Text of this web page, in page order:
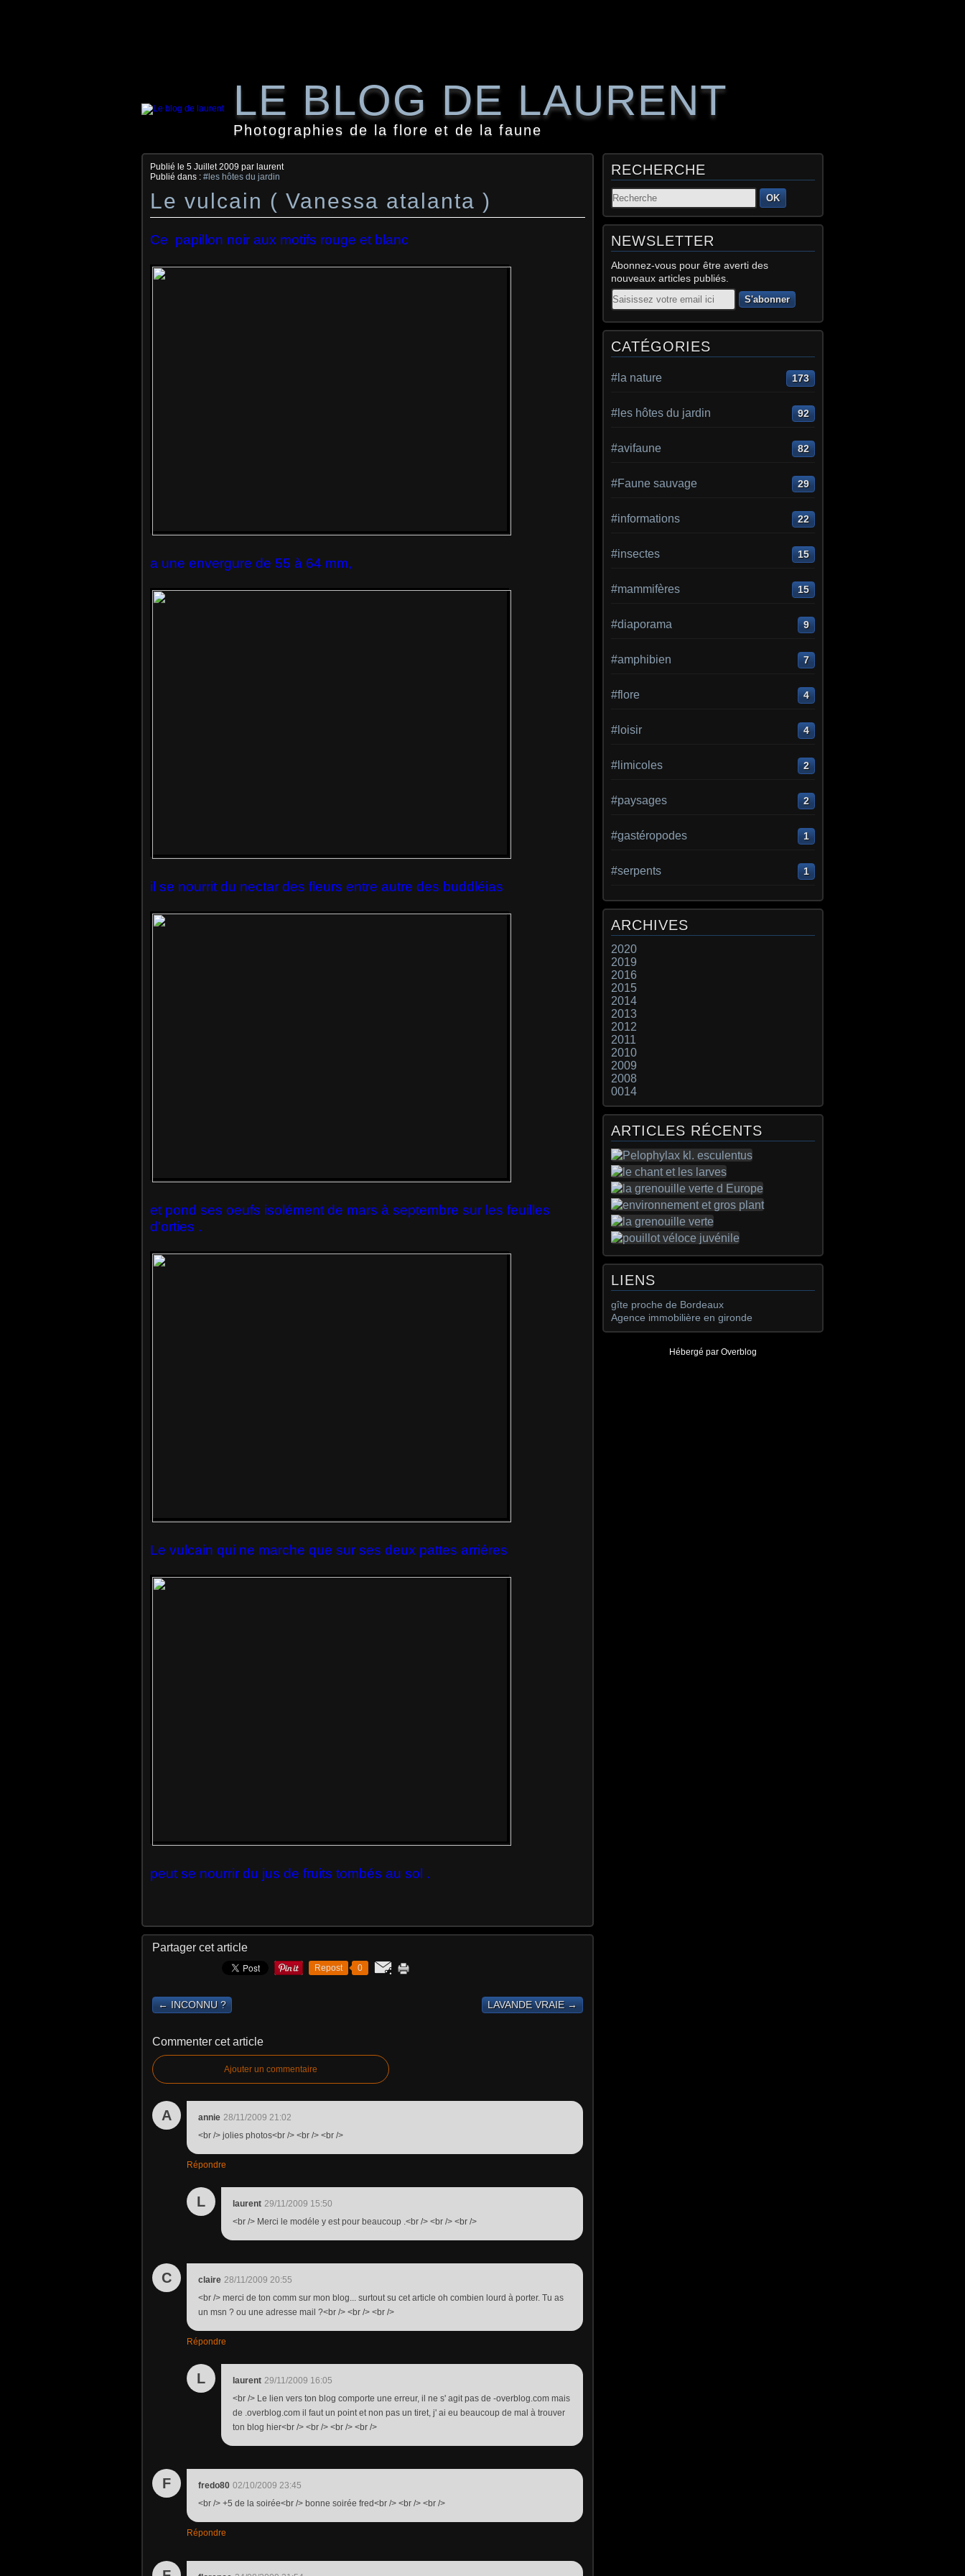
LE BLOG DE LAURENT
Photographies de la flore et de la faune
Publié le 5 Juillet 2009 par laurent
Publié dans : #les hôtes du jardin
Le vulcain ( Vanessa atalanta )
Ce papillon noir aux motifs rouge et blanc
a une envergure de 55 à 64 mm,
il se nourrit du nectar des fleurs entre autre des buddléias
et pond ses oeufs isolément de mars à septembre sur les feuilles
d'orties .
Le vulcain qui ne marche que sur ses deux pattes arriéres
peut se nourrir du jus de fruits tombés au sol .
Partager cet article
Repost 0
← INCONNU ? LAVANDE VRAIE →
Commenter cet article
Ajouter un commentaire
A annie 28/11/2009 21:02
<br /> jolies photos<br /> <br /> <br />
Répondre
L laurent 29/11/2009 15:50
<br /> Merci le modéle y est pour beaucoup .<br /> <br /> <br />
C claire 28/11/2009 20:55
<br /> merci de ton comm sur mon blog... surtout su cet article oh combien lourd à porter. Tu as
un msn ? ou une adresse mail ?<br /> <br /> <br />
Répondre
L laurent 29/11/2009 16:05
<br /> Le lien vers ton blog comporte une erreur, il ne s' agit pas de -overblog.com mais
de .overblog.com il faut un point et non pas un tiret, j' ai eu beaucoup de mal à trouver
ton blog hier<br /> <br /> <br /> <br />
F fredo80 02/10/2009 23:45
<br /> +5 de la soirée<br /> bonne soirée fred<br /> <br /> <br />
Répondre
RECHERCHE
OK
NEWSLETTER
Abonnez-vous pour être averti des
nouveaux articles publiés.
Email
CATÉGORIES
#la nature 173
#les hôtes du jardin 92
#avifaune 82
#Faune sauvage 29
#informations 22
#insectes 15
#mammifères 15
#diaporama 9
#amphibien 7
#flore 4
#loisir 4
#limicoles 2
#paysages 2
#gastéropodes 1
#serpents 1
ARCHIVES
2020
2019
2016
2015
2014
2013
2012
2011
2010
2009
2008
0014
ARTICLES RÉCENTS
LIENS
gîte proche de Bordeaux
Agence immobilière en gironde
Hébergé par Overblog